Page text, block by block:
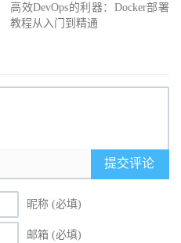
高效DevOps的利器：Docker部署
教程从入门到精通
提交评论
昵称 (必填)
邮箱 (必填)